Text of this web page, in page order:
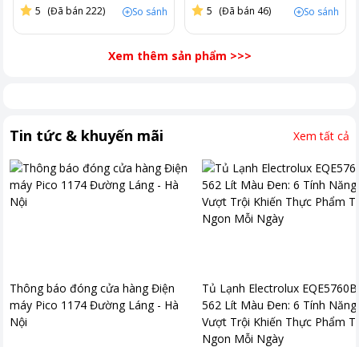
5 (Đã bán 222) So sánh 5 (Đã bán 46) So sánh
Xem thêm sản phẩm >>>
Tin tức & khuyến mãi Xem tất cả
Thông báo đóng cửa hàng Điện
máy Pico 1174 Đường Láng - Hà
Nội
Tủ Lạnh Electrolux
562 Lít Màu Đen: 6 Tính Năng
Vượt Trội Khiến Thực Phẩm
Ngon Mỗi Ngày